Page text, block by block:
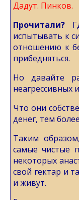
Дадут. Пинков.
Прочитали?
испытывать к
отношению к
прибедняться.
Но давайте
неагрессивных
Что они
денег, тем
Таким
самые чистые
некоторых
свой гектар и
и живут.